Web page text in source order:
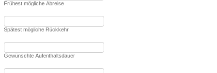
Frühest mögliche Abreise
Spätest mögliche Rückkehr
Gewünschte Aufenthaltsdauer